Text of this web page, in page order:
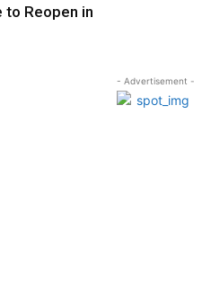
to Reopen in
- Advertisement -